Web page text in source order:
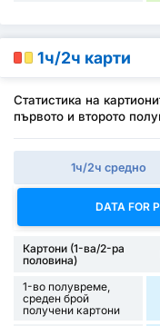
1ч/2ч карти
Статистика на
първото и второто
1ч/2ч средно
DATA FOR
Картони (1-ва/2-ра
половина)
1-во полувреме,
среден брой
получени картони